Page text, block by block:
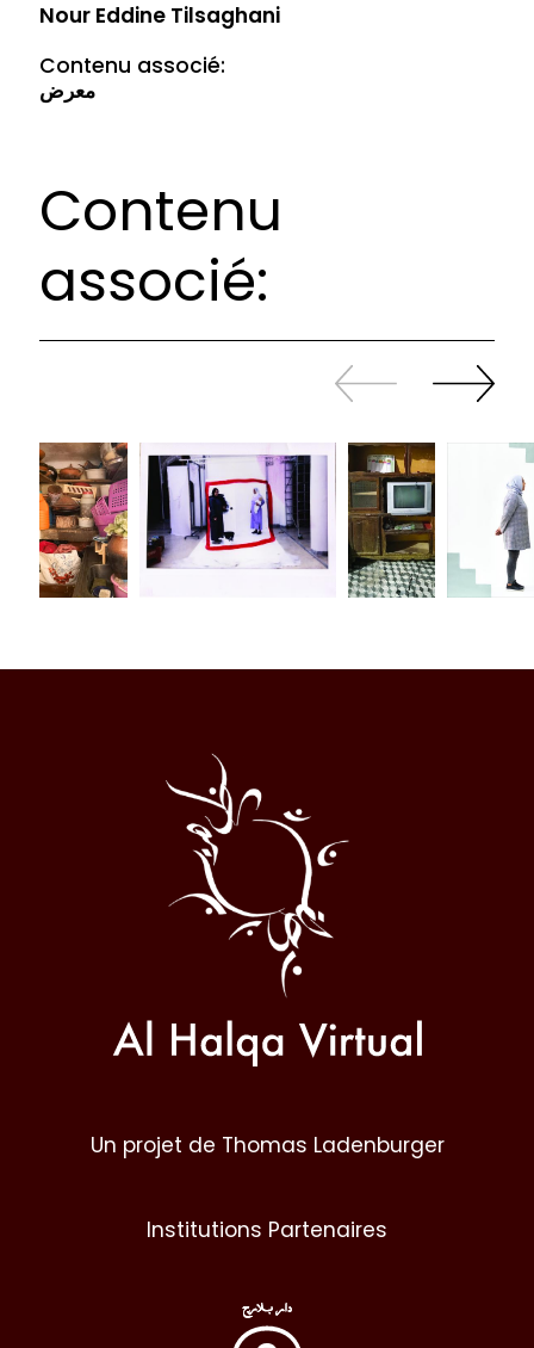
Nour Eddine Tilsaghani
Contenu associé:
معرض
Contenu
associé:
Revenir
en
continuer
Halqa
Un projet de Thomas Ladenburger
Institutions Partenaires